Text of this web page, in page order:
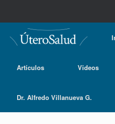
Artículos Videos
Dr. Alfredo Villanueva G.